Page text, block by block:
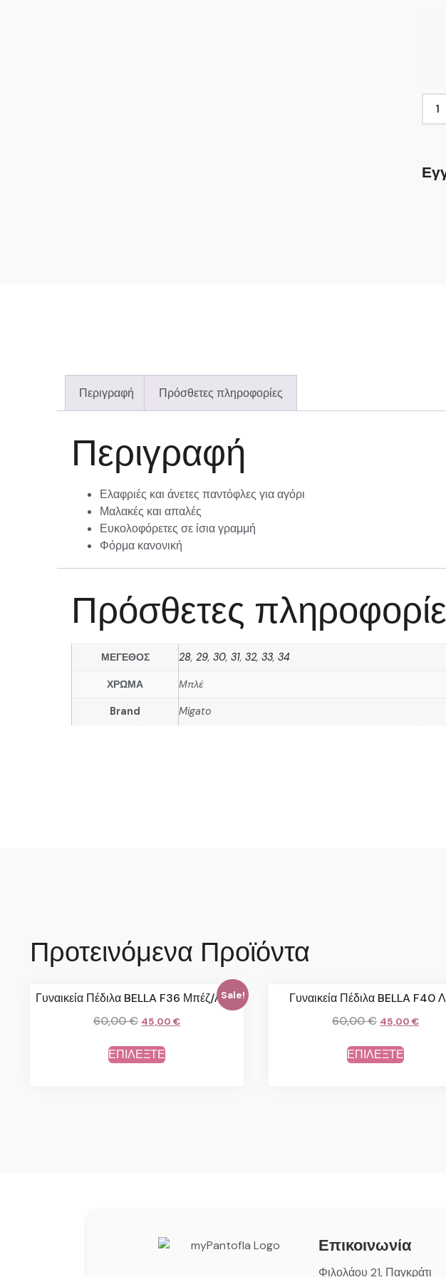
Περιγραφή Πρόσθετες πληροφορίες
Περιγραφή
Ελαφριές και άνετες παντόφλες για αγόρι
Μαλακές και απαλές
Ευκολοφόρετες σε ίσια γραμμή
Φόρμα κανονική
Πρόσθετες
ΜΕΓΕΘΟΣ 28, 29, 30, 31, 32, 33, 34
ΧΡΩΜΑ Μπλέ
Brand Migato
Προτεινόμενα Προϊόντα
Sale!
Γυναικεία Πέδιλα BELLA F36 Μπέζ/Λαδί
60,00€ 45,00 €
ΕΠΙΛΕΞΤΕ
Γυναικεία Πέδιλα BELLA F40
60,00€ 45,00 €
ΕΠΙΛΕΞΤΕ
Επικοινωνία
Φιλολάου 21, Παγκράτι